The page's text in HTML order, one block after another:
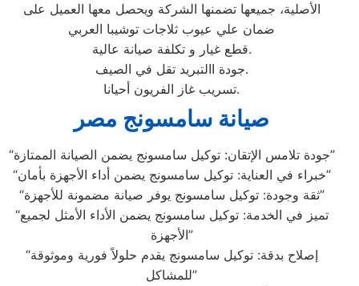
الأصلية، جميعها تضمنها الشركة ويحصل معها العميل على
ضمان علي عيوب ثلاجات توشيبا العربي
قطع غيار و تكلفة صيانة عالية.
جودة االتبريد تقل في الصيف.
تسريب غاز الفريون أحيانا.
صيانة سامسونج مصر
“جودة تلامس الإتقان: توكيل سامسونج يضمن الصيانة الممتازة”
“خبراء في العناية: توكيل سامسونج يضمن أداء الأجهزة بأمان”
“ثقة وجودة: توكيل سامسونج يوفر صيانة مضمونة للأجهزة”
“تميز في الخدمة: توكيل سامسونج يضمن الأداء الأمثل لجميع
الأجهزة”
“إصلاح بدقة: توكيل سامسونج يقدم حلولاً فورية وموثوقة
للمشاكل”